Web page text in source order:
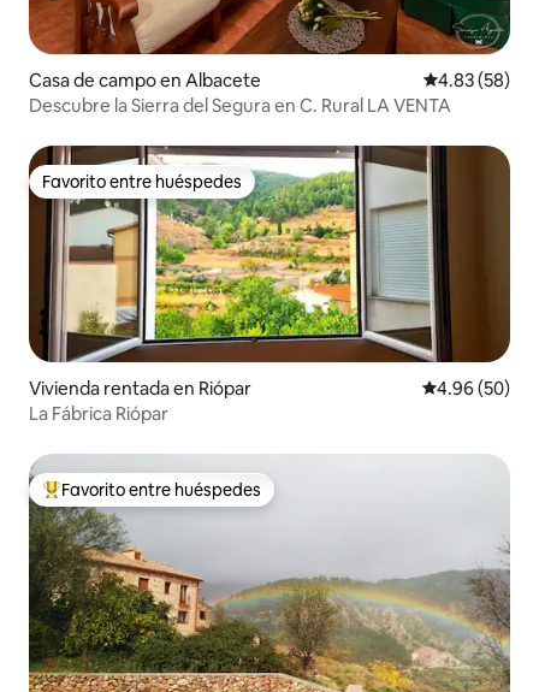
Casa de campo en Albacete Calificación
4.83 (58)
Descubre la Sierra del Segura en C. Rural LA VENTA
Favorito entre huéspedes
Favorito entre huéspedes
Vivienda rentada en Riópar Calificación
4.96 (50)
La Fábrica Riópar
Favorito entre huéspedes preferido
Favorito entre huéspedes